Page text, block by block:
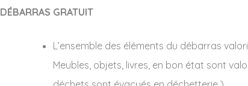
DÉBARRAS GRATUIT
L’ensemble des éléments du débarras
Meubles, objets, livres, en bon état sont